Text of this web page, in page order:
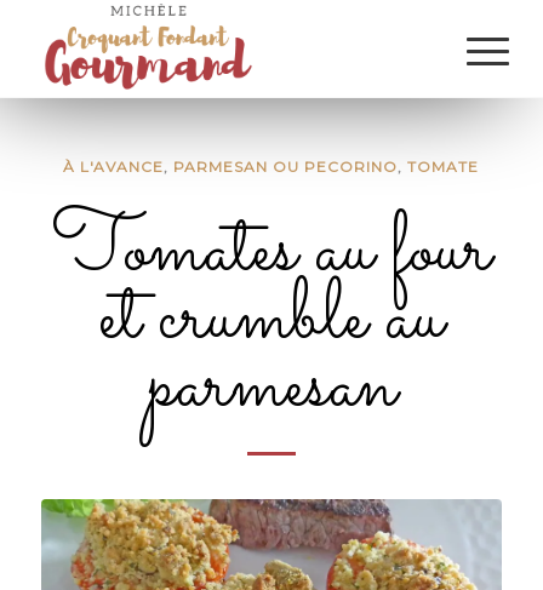
À L'AVANCE, PARMESAN OU PECORINO,TOMATE
Tomates au four
et crumble au
parmesan